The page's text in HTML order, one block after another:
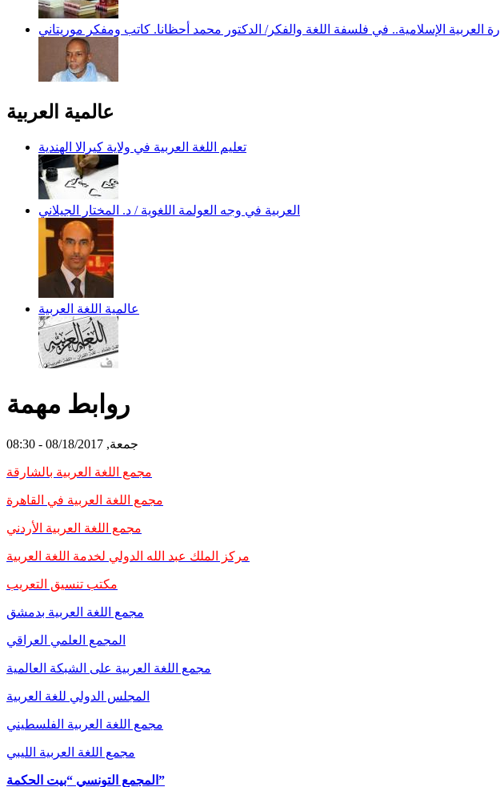
عالمية العربية
تعليم اللغة العربية في ولاية كيرالا الهندية
العربية في وجه العولمة اللغوية / د. المختار الجيلاني
عالمية اللغة العربية
روابط مهمة
جمعة, 08/18/2017 - 08:30
مجمع اللغة العربية بالشارقة
مجمع اللغة العربية في القاهرة
مجمع اللغة العربية الأردني
مركز الملك عبد الله الدولي لخدمة اللغة العربية
مكتب تنسيق التعريب
مجمع اللغة العربية بدمشق
المجمع العلمي العراقي
مجمع اللغة العربية على الشبكة العالمية
المجلس الدولي للغة العربية
مجمع اللغة العربية الفلسطيني
مجمع اللغة العربية الليبي
المجمع التونسي “بيت الحكمة”